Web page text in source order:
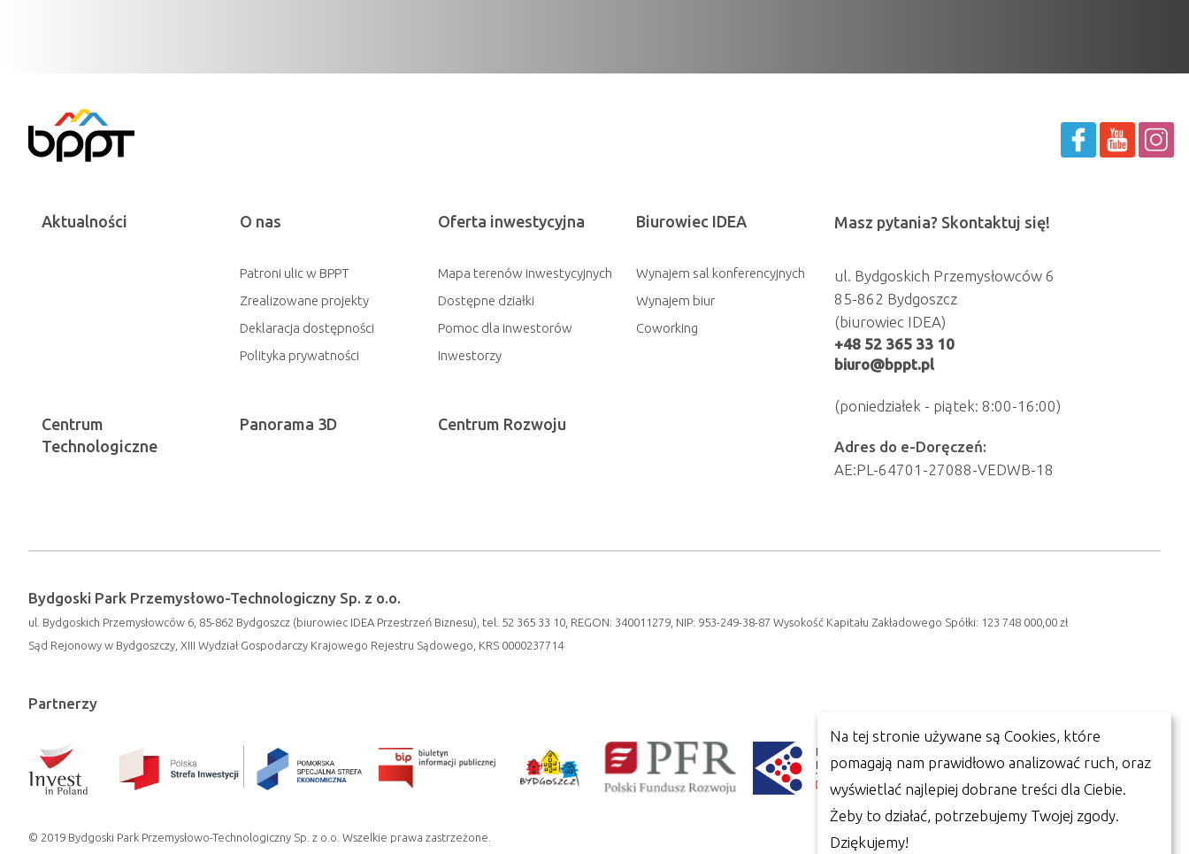
Aktualności O nas
Patroni ulic w BPPT
Zrealizowane projekty
Deklaracja dostępności
Polityka prywatności
Oferta inwestycyjna
Mapa terenów inwestycyjnych
Dostępne działki
Pomoc dla inwestorów
Inwestorzy
Biurowiec IDEA
Wynajem sal konferencyjnych
Wynajem biur
Coworking
Centrum
Technologiczne
Panorama 3D Centrum Rozwoju
Masz pytania? Skontaktuj się!
ul. Bydgoskich Przemysłowców 6
85-862 Bydgoszcz
(biurowiec IDEA)
+48 52 365 33 10
biuro@bppt.pl
(poniedziałek - piątek: 8:00-16:00)
Adres do e-Doręczeń:
AE:PL-64701-27088-VEDWB-18
Bydgoski Park Przemysłowo-Technologiczny Sp. z o.o.
ul. Bydgoskich Przemysłowców 6, 85-862 Bydgoszcz (biurowiec IDEA Przestrzeń Biznesu), tel. 52 365 33 10, REGON: 340011279, NIP: 953-249-38-87 Wysokość Kapitału Zakładowego Spółki: 123 748 000,00 zł
Sąd Rejonowy w Bydgoszczy, XIII Wydział Gospodarczy Krajowego Rejestru Sądowego, KRS 0000237714
Partnerzy
© 2019 Bydgoski Park Przemysłowo-Technologiczny Sp. z o.o. Wszelkie prawa zastrzeżone.
Na tej stronie używane są Cookies, które
pomagają nam prawidłowo analizować ruch, oraz
wyświetlać najlepiej dobrane treści dla Ciebie.
Żeby to działać, potrzebujemy Twojej zgody.
Dziękujemy!